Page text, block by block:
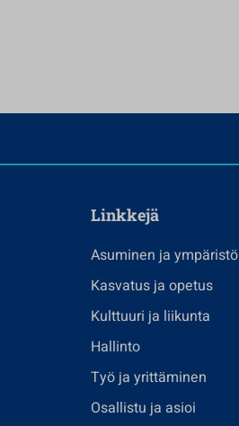
Linkkejä
Asuminen ja ympäristö
Kasvatus ja opetus
Kulttuuri ja liikunta
Hallinto
Työ ja yrittäminen
Osallistu ja asioi